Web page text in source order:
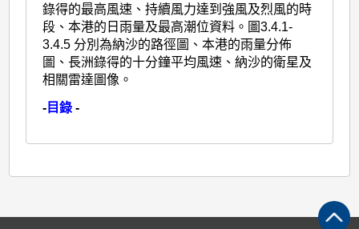
錄得的最高風速、持續風力達到強風及烈風的時
段、本港的日雨量及最高潮位資料。圖3.4.1-
3.4.5 分別為納沙的路徑圖、本港的雨量分佈
圖、長洲錄得的十分鐘平均風速、納沙的衛星及
相關雷達圖像。
- 目錄 -